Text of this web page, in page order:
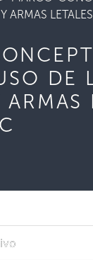
ARMAS
DE
ARMAS